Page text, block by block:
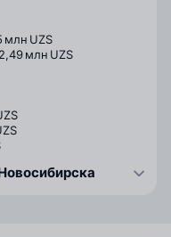
млн UZS
2,49 млн UZS